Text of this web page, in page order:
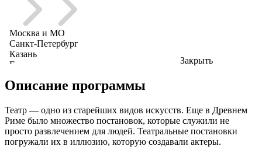
Закрыть
Описание программы
Театр — одно из старейших видов искусств. Еще в Древнем
Риме было множество постановок, которые служили не
просто развлечением для людей. Театральные постановки
погружали их в иллюзию, которую создавали актеры.